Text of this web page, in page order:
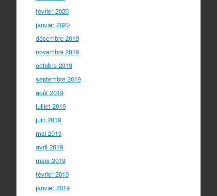
février 2020
janvier 2020
décembre 2019
novembre 2019
octobre 2019
septembre 2019
août 2019
juillet 2019
juin 2019
mai 2019
avril 2019
mars 2019
février 2019
janvier 2019